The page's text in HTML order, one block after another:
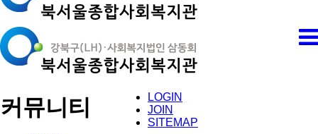
LOGIN
JOIN
SITEMAP
커뮤니티